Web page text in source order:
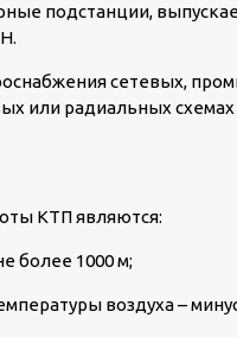
подстанции,
сетевых,
или радиальных
КТП являются:
более 1000 м;
воздуха –